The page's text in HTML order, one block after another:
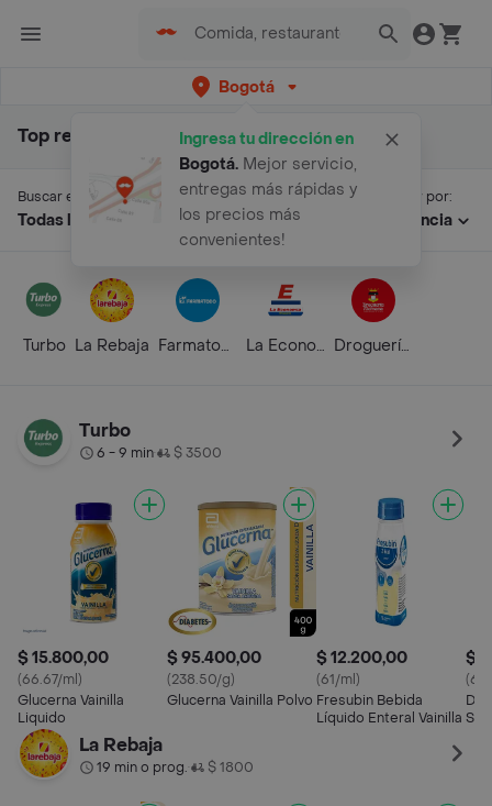
Bogotá
Ingresa tu dirección en
Bogotá. Mejor servicio,
entregas más rápidas y
los precios más
convenientes!
Top resultados para "glucerna"
Buscar en:
Todas las secciones
Ordenar por:
Relevancia
Turbo La Rebaja Farmatodo La Economía Droguería Alemana
Turbo
6 - 9 min• $ 3500
$ 15.800,00
(66.67/ml)
Glucerna Vainilla
Liquido
$ 95.400,00
(238.50/g)
Glucerna Vainilla Polvo
$ 12.200,00
(61/ml)
Fresubin Bebida
Líquido Enteral Vainilla
$
La Rebaja
19 min o prog.• $ 1800